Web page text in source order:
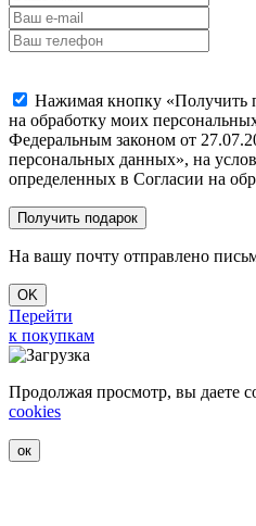
Нажимая кнопку «Получить
на обработку моих
Федеральным законом от
персональных данных», на
определенных в Согласии на
На вашу почту отправлено
OK
Перейти
к покупкам
Продолжая просмотр, вы даете
cookies
ок